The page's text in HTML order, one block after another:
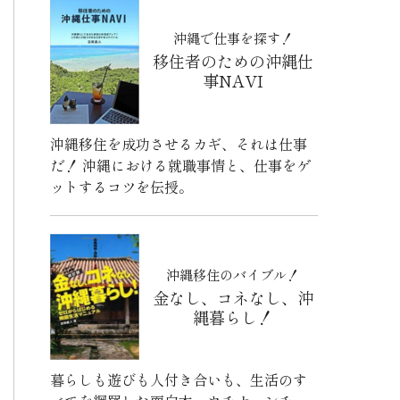
沖縄で仕事を探す！
移住者のための沖縄仕
事NAVI
沖縄移住を成功させるカギ、それは仕事
だ！ 沖縄における就職事情と、仕事をゲ
ットするコツを伝授。
沖縄移住のバイブル！
金なし、コネなし、沖
縄暮らし！
暮らしも遊びも人付き合いも、生活のす